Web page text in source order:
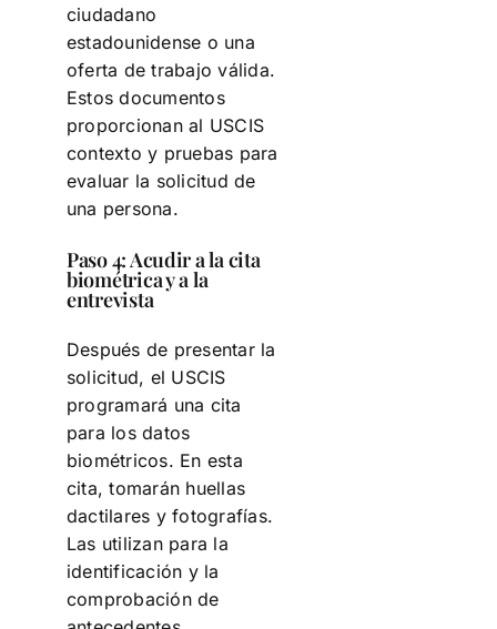
ciudadano
estadounidense o una
oferta de trabajo válida.
Estos documentos
proporcionan al USCIS
contexto y pruebas para
evaluar la solicitud de
una persona.
Paso 4: Acudir a la cita
biométrica y a la
entrevista
Después de presentar la
solicitud, el USCIS
programará una cita
para los datos
biométricos. En esta
cita, tomarán huellas
dactilares y fotografías.
Las utilizan para la
identificación y la
comprobación de